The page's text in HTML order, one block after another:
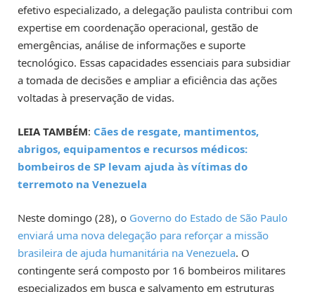
efetivo especializado, a delegação paulista contribui com
expertise em coordenação operacional, gestão de
emergências, análise de informações e suporte
tecnológico. Essas capacidades essenciais para subsidiar
a tomada de decisões e ampliar a eficiência das ações
voltadas à preservação de vidas.
LEIA TAMBÉM: Cães de resgate, mantimentos,
abrigos, equipamentos e recursos médicos:
bombeiros de SP levam ajuda às vítimas do
terremoto na Venezuela
Neste domingo (28), o Governo do Estado de São Paulo
enviará uma nova delegação para reforçar a missão
brasileira de ajuda humanitária na Venezuela. O
contingente será composto por 16 bombeiros militares
especializados em busca e salvamento em estruturas